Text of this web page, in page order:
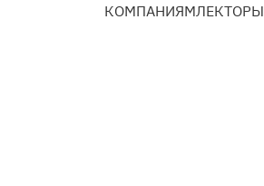
КОМПАНИЯМЛЕКТОРЫ